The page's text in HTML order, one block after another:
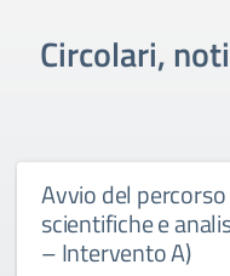
Circolari,
Avvio del
scientifiche e
– Intervento A)